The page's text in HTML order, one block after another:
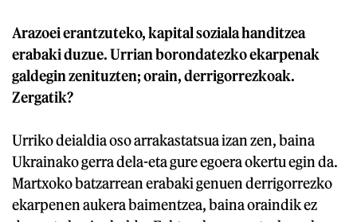
Arazoei erantzuteko, kapital soziala handitzea
erabaki duzue. Urrian borondatezko ekarpenak
galdegin zenituzten; orain, derrigorrezkoak.
Zergatik?
Urriko deialdia oso arrakastatsua izan zen, baina
Ukrainako gerra dela-eta gure egoera okertu egin da.
Martxoko batzarrean erabaki genuen derrigorrezko
ekarpenen aukera baimentzea, baina oraindik ez